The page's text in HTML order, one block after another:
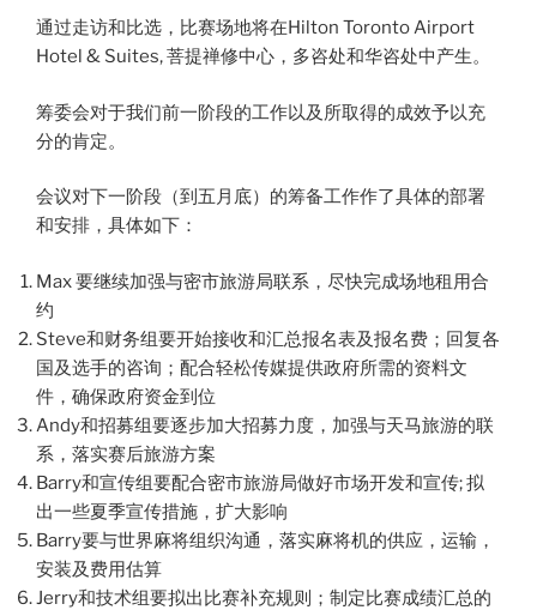
通过走访和比选，比赛场地将在Hilton Toronto Airport
Hotel & Suites, 菩提禅修中心，多咨处和华咨处中产生。
筹委会对于我们前一阶段的工作以及所取得的成效予以充
分的肯定。
会议对下一阶段（到五月底）的筹备工作作了具体的部署
和安排，具体如下：
Max 要继续加强与密市旅游局联系，尽快完成场地租用合
约
Steve和财务组要开始接收和汇总报名表及报名费；回复各
国及选手的咨询；配合轻松传媒提供政府所需的资料文
件，确保政府资金到位
Andy和招募组要逐步加大招募力度，加强与天马旅游的联
系，落实赛后旅游方案
Barry和宣传组要配合密市旅游局做好市场开发和宣传; 拟
出一些夏季宣传措施，扩大影响
Barry要与世界麻将组织沟通，落实麻将机的供应，运输，
安装及费用估算
Jerry和技术组要拟出比赛补充规则；制定比赛成绩汇总的